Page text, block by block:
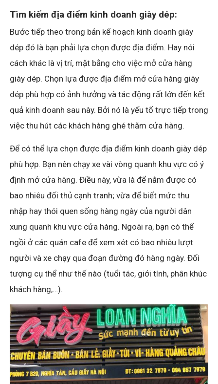
Tìm kiếm địa điểm kinh doanh giày dép:
Bước tiếp theo trong bản kế hoạch kinh doanh giày
dép đó là bạn phải lựa chọn được địa điểm. Hay nói
cách khác là vị trí, mặt bằng cho việc mở cửa hàng
giày dép. Chọn lựa được địa điểm mở cửa hàng giày
dép phù hợp có ảnh hưởng và tác động rất lớn đến kết
quả kinh doanh sau này. Bởi nó là yếu tố trực tiếp trong
việc thu hút các khách hàng ghé thăm cửa hàng.
Để có thể lựa chọn được địa điểm kinh doanh giày dép
phù hợp. Bạn nên chạy xe vài vòng quanh khu vực có ý
định mở cửa hàng. Điều này, vừa là để nắm được có
bao nhiêu đối thủ cạnh tranh; vừa để biết mức thu
nhập hay thói quen sống hàng ngày của người dân
xung quanh khu vực cửa hàng. Ngoài ra, bạn có thể
ngồi ở các quán cafe để xem xét có bao nhiêu lượt
người và xe chạy qua đoạn đường đó hàng ngày. Đối
tượng cụ thể như thế nào (tuổi tác, giới tính, phân khúc
khách hàng,…).